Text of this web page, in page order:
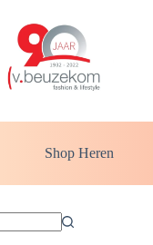
Shop Heren